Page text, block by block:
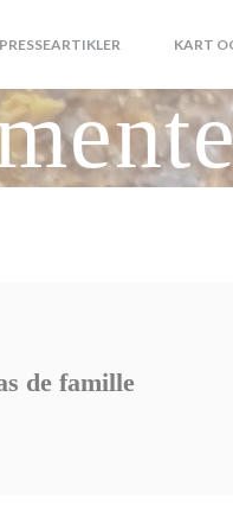
PRESSEARTIKLER
((ÅPNER I ET
((ÅPNER I
KART
de famille